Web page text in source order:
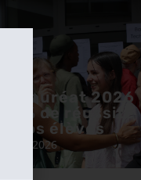
2026
% de réussite
nos élèves
8, 2026